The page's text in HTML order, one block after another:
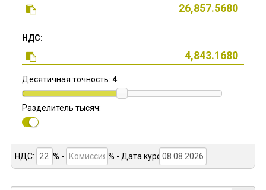
НДС:
Десятичная точность: 4
Разделитель тысяч:
НДС: % - % - Дата курса: